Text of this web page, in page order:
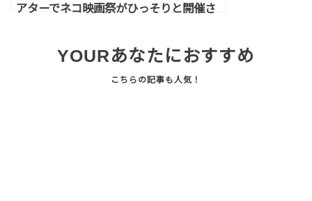
アターでネコ映画祭がひっそりと開催さ
YOURあなたにおすすめ